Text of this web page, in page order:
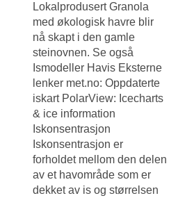
Lokalprodusert Granola
med økologisk havre blir
nå skapt i den gamle
steinovnen. Se også
Ismodeller Havis Eksterne
lenker met.no: Oppdaterte
iskart PolarView: Icecharts
& ice information
Iskonsentrasjon
Iskonsentrasjon er
forholdet mellom den delen
av et havområde som er
dekket av is og størrelsen